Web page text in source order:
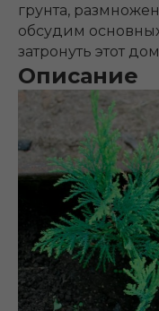
грунта,
обсудим
затронуть этот
Описание